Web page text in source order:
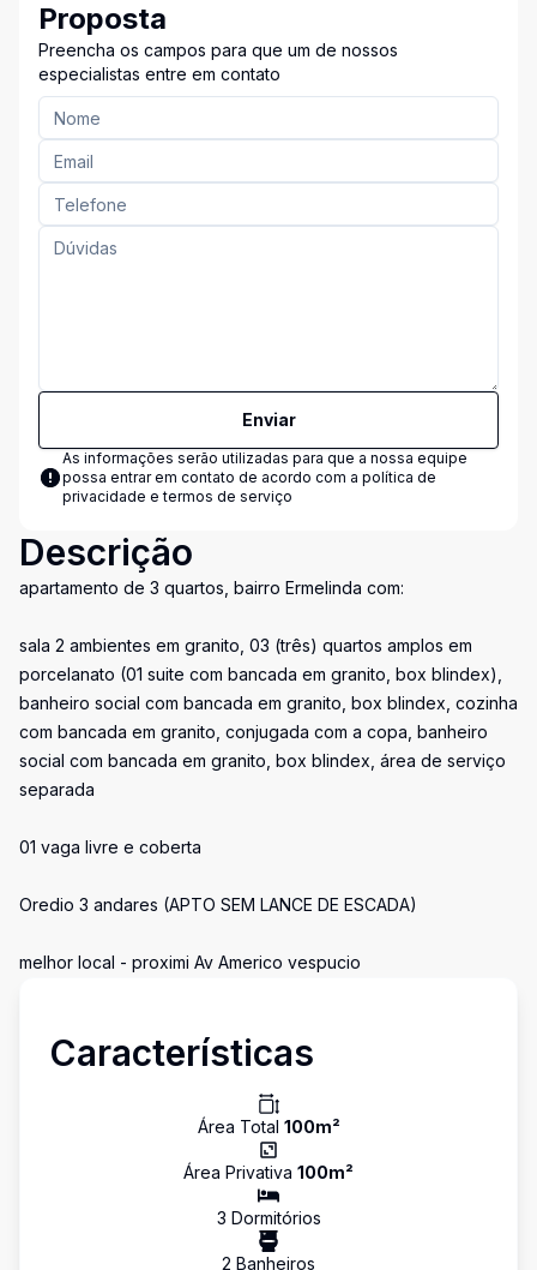
Proposta
Preencha os campos para que um de nossos
especialistas entre em contato
Enviar
As informações serão utilizadas para que a nossa equipe
possa entrar em contato de acordo com a política de
privacidade e termos de serviço
Descrição
apartamento de 3 quartos, bairro Ermelinda com:
sala 2 ambientes em granito, 03 (três) quartos amplos em
porcelanato (01 suite com bancada em granito, box blindex),
banheiro social com bancada em granito, box blindex, cozinha
com bancada em granito, conjugada com a copa, banheiro
social com bancada em granito, box blindex, área de serviço
separada
01 vaga livre e coberta
Oredio 3 andares (APTO SEM LANCE DE ESCADA)
melhor local - proximi Av Americo vespucio
Características
Área Total 100m²
Área Privativa 100m²
3 Dormitórios
2 Banheiros